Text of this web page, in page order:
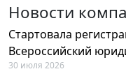
Новости
Стартовала
Всероссийский
30 июля 2026